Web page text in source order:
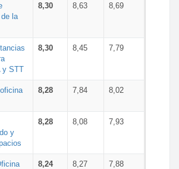
la
8,30 8,63 8,69
y STT
8,30 8,45 7,79
8,28 7,84 8,02
y
8,28 8,08 7,93
8,24 8,27 7,88